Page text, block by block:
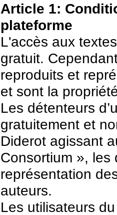
Article 1:
plateforme
L'accès aux
gratuit.
reproduits et
et sont la
Les détenteurs
gratuitement et
Diderot agissant
Consortium », les
représentation
auteurs.
Les utilisateurs